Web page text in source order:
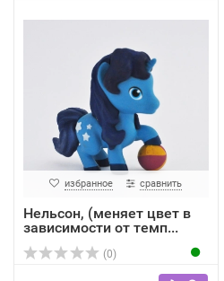
избранное сравнить
Нельсон, (меняет цвет в
зависимости от темп...
(0)